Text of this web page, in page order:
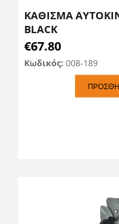
ΚΑΘΙΣΜΑ
BLACK
€67.80
Κωδικός: 008-189